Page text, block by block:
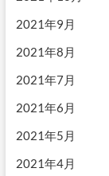
2021年9月
2021年8月
2021年7月
2021年6月
2021年5月
2021年4月